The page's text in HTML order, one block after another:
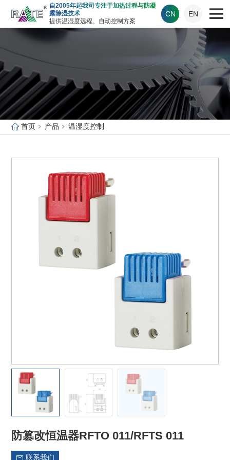
自2005年起我司专注于加热过程与防凝
露除湿技术
提供温湿度远程、自动控制方案
CN EN
首页 产品 温湿度控制
防篡改恒温器RFTO 011/RFTS 011
联系我们